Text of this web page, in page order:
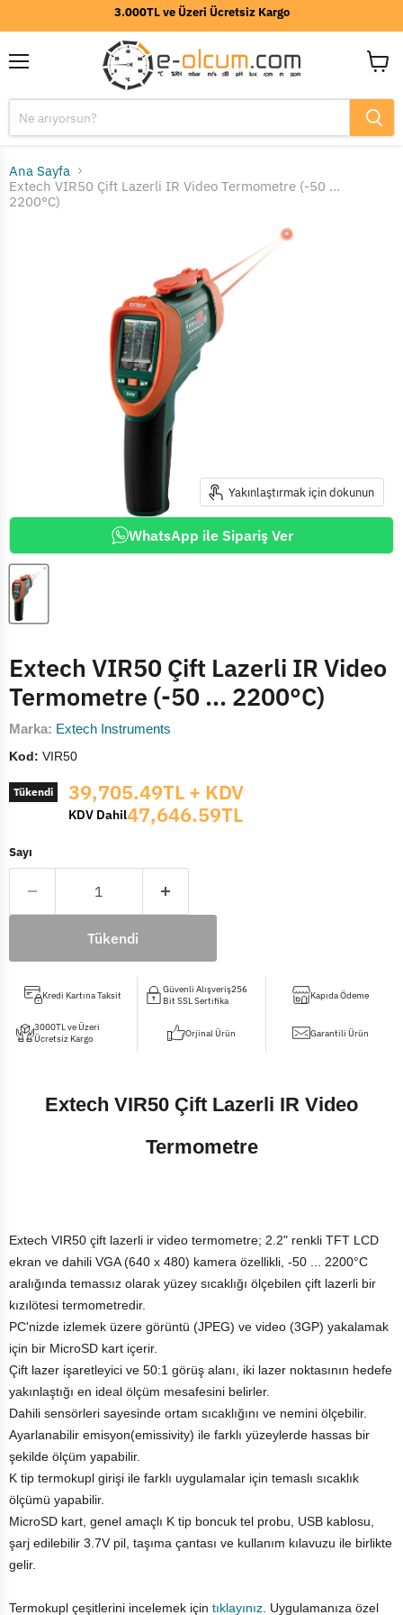
3.000TL ve Üzeri Ücretsiz Kargo
Ana Sayfa
Extech VIR50 Çift Lazerli IR Video Termometre (-50 ...
2200°C)
Yakınlaştırmak için dokunun
WhatsApp ile Sipariş Ver
Extech VIR50 Çift Lazerli IR Video
Termometre (-50 ... 2200°C)
Marka: Extech Instruments
Kod: VIR50
Tükendi Mevcut fiyat
39,705.49TL + KDV
KDV Dahil47,646.59TL
Sayı
Tükendi
Kredi Kartına Taksit
Güvenli Alışveriş256
Bit SSL Sertifika
Kapıda Ödeme
3000TL ve Üzeri
Ücretsiz Kargo
Orjinal Ürün Garantili Ürün
Extech VIR50 Çift Lazerli IR Video
Termometre
Extech VIR50 çift lazerli ir video termometre; 2.2" renkli TFT LCD
ekran ve dahili VGA (640 x 480) kamera özellikli, -50 ... 2200°C
aralığında temassız olarak yüzey sıcaklığı ölçebilen çift lazerli bir
kızılötesi termometredir.
PC'nizde izlemek üzere görüntü (JPEG) ve video (3GP) yakalamak
için bir MicroSD kart içerir.
Çift lazer işaretleyici ve 50:1 görüş alanı, iki lazer noktasının hedefe
yakınlaştığı en ideal ölçüm mesafesini belirler.
Dahili sensörleri sayesinde ortam sıcaklığını ve nemini ölçebilir.
Ayarlanabilir emisyon(emissivity) ile farklı yüzeylerde hassas bir
şekilde ölçüm yapabilir.
K tip termokupl girişi ile farklı uygulamalar için temaslı sıcaklık
ölçümü yapabilir.
MicroSD kart, genel amaçlı K tip boncuk tel probu, USB kablosu,
şarj edilebilir 3.7V pil, taşıma çantası ve kullanım kılavuzu ile birlikte
gelir.
Termokupl çeşitlerini incelemek için tıklayınız . Uygulamanıza özel